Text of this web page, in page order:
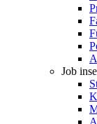
Job